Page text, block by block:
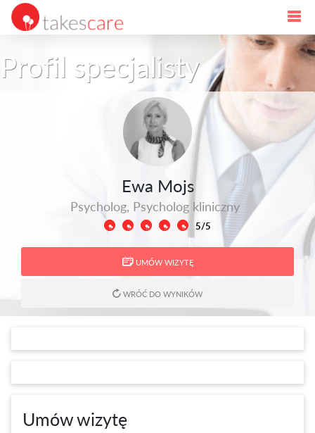
Profil specjalisty
Ewa Mojs
Psycholog, Psycholog kliniczny
5/5
UMÓW WIZYTĘ
WRÓĆ DO WYNIKÓW
Umów wizytę